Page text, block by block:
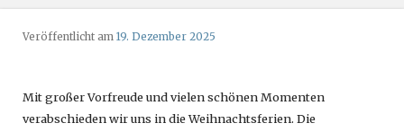
Veröffentlicht am 19. Dezember 2025
Mit großer Vorfreude und vielen schönen Momenten
verabschieden wir uns in die Weihnachtsferien. Die